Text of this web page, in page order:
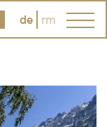
de rm